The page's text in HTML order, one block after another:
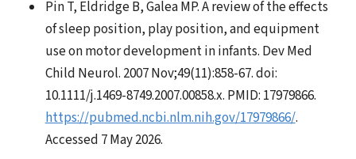
Pin T, Eldridge B, Galea MP. A review of the effects
of sleep position, play position, and equipment
use on motor development in infants. Dev Med
Child Neurol. 2007 Nov;49(11):858-67. doi:
10.1111/j.1469-8749.2007.00858.x. PMID: 17979866.
https://pubmed.ncbi.nlm.nih.gov/17979866/.
Accessed 7 May 2026.